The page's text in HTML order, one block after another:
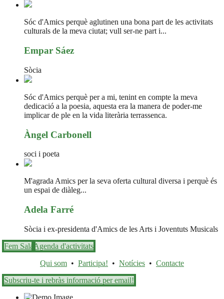
Sóc d'Amics perquè aglutinen una bona part de les activitats
culturals de la meva ciutat; vull ser-ne part i...
Empar Sáez
Sòcia
Sóc d'Amics perquè per a mi, tenint en compte la meva
dedicació a la poesia, aquesta era la manera de poder-me
implicar de ple en la vida literària terrassenca.
Àngel Carbonell
soci i poeta
M'agrada Amics per la seva oferta cultural diversa i perquè és
un espai de diàleg...
Adela Farré
Sòcia i ex-presidenta d'Amics de les Arts i Joventuts Musicals
Fem Sala Agenda d'activitats
Qui som • Participa! • Notícies • Contacte
Subscriu-te i rebràs informació per email!